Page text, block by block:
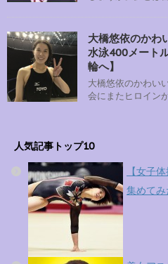
大橋悠依のかわ
水泳400メート
輪へ】
大橋悠依のかわい
会にまたヒロイン
人気記事トップ10
【女子
集めてみ